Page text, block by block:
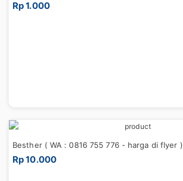
Rp 1.000
Besther ( WA : 0816 755 776 - harga di flyer )
Rp 10.000